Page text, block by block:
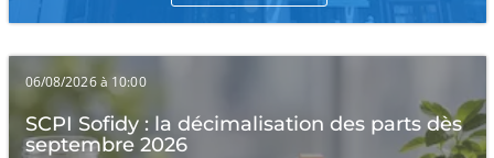
06/08/2026 à 10:00
SCPI Sofidy : la décimalisation des parts dès
septembre 2026